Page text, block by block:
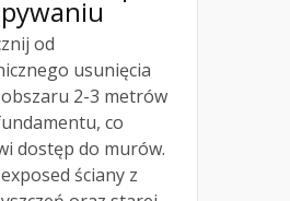
od
usunięcia
2-3 metrów
co
dostęp do murów.
ściany z